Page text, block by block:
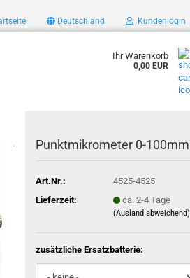
Deutschland Kundenlogin
Ihr Warenkorb
0,00 EUR
. Punktmikrometer 0-100mm
Art.Nr.:
4525-4525
Lieferzeit:
ca. 2-4 Tage
(Ausland abweichend)
zusätzliche Ersatzbatterie: